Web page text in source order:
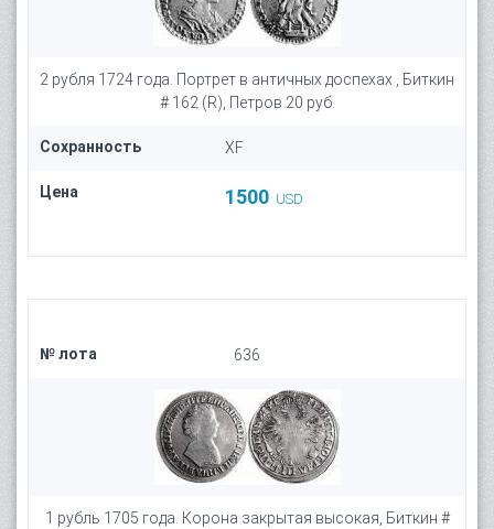
2 рубля 1724 года. Портрет в античных доспехах , Биткин
# 162 (R), Петров 20 руб.
Сохранность XF
Цена 1500 USD
№ лота 636
1 рубль 1705 года. Корона закрытая высокая, Биткин #